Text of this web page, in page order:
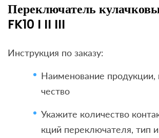
Переключатель
FK10 I II III
Инструкция по заказу:
Наименование
чество
Укажите количество
кций переключателя, тип